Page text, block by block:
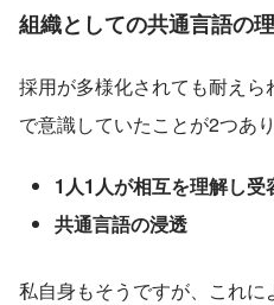
組織としての共通言語の
採用が多様化されても耐え
で意識していたことが2つあり
1人1人が相互を理解し受
共通言語の浸透
私自身もそうですが、これ